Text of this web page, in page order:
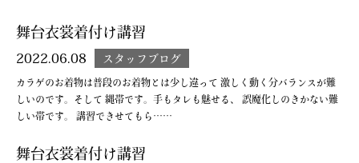
舞台衣裳着付け講習
2022.06.08 スタッフブログ
カラゲのお着物は普段のお着物とは少し違って 激しく動く分バランスが難
しいのです。そして 縄帯です。手もタレも魅せる、 誤魔化しのきかない難
しい帯です。 講習できせてもら……
舞台衣裳着付け講習